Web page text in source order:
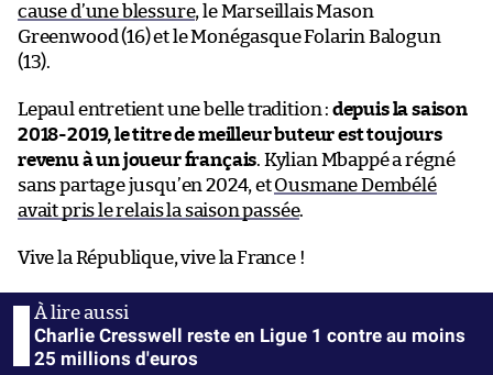
cause d’une blessure, le Marseillais Mason
Greenwood (16) et le Monégasque Folarin Balogun
(13).
Lepaul entretient une belle tradition : depuis la saison
2018-2019, le titre de meilleur buteur est toujours
revenu à un joueur français. Kylian Mbappé a régné
sans partage jusqu’en 2024, etOusmane Dembélé
avait pris le relais la saison passée.
Vive la République, vive la France !
Charlie Cresswell reste en Ligue 1 contre au moins
25 millions d'euros